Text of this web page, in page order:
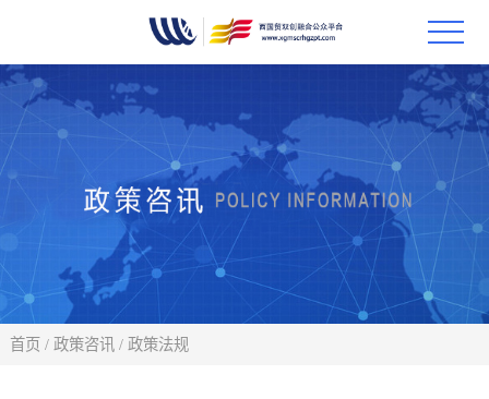
首页
政策
科技
项目
科技
首页 / 政策咨讯 / 政策法规